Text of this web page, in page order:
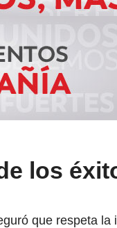
los
que respeta